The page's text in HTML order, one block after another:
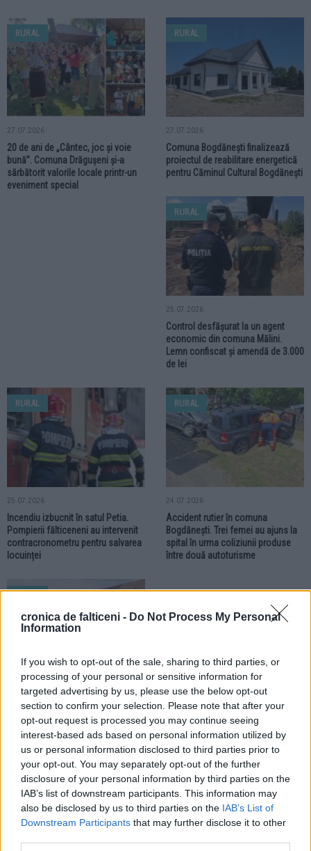
cronica de falticeni - Do Not Process My Personal
Information
If you wish to opt-out of the sale, sharing to third parties, or
processing of your personal or sensitive information for
targeted advertising by us, please use the below opt-out
section to confirm your selection. Please note that after your
opt-out request is processed you may continue seeing
interest-based ads based on personal information utilized by
us or personal information disclosed to third parties prior to
your opt-out. You may separately opt-out of the further
disclosure of your personal information by third parties on the
IAB’s list of downstream participants. This information may
also be disclosed by us to third parties on the IAB’s List of
Downstream Participants that may further disclose it to other
RURAL
27.07.2026
20 de ani de „Cântec, joc și voie
bună”. Comuna Drăgușeni și-a
sărbătorit valorile locale printr-un
eveniment special
RURAL
27.07.2026
Comuna Bogdănești finalizează
proiectul de reabilitare energetică
pentru Căminul Cultural Bogdănești
RURAL
25.07.2026
Control desfășurat la un agent
economic din comuna Mălini.
Lemn confiscat și amendă de 3.000
de lei
RURAL
25.07.2026
Incendiu izbucnit în satul Petia.
Pompierii fălticeneni au intervenit
contracronometru pentru salvarea
locuinței
RURAL
24.07.2026
Accident rutier în comuna
Bogdănești. Trei femei au ajuns la
spital în urma coliziunii produse
între două autoturisme
RURAL
21.07.2026
Noi acțiuni de control. Polițiștii au
confiscat 30 mc de bușteni
abandonați pe malul unui pârâu din
Mălini